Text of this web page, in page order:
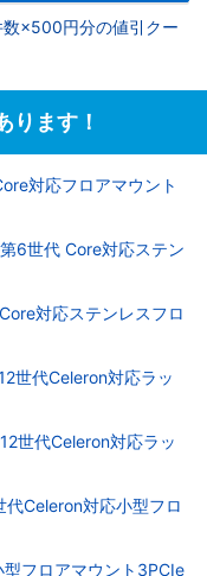
×500円分の値引クー
ります！
対応フロアマウント
6世代 Core対応ステン
対応ステンレスフロ
世代Celeron対応ラッ
世代Celeron対応ラッ
Celeron対応小型フロ
フロアマウント3PCIe